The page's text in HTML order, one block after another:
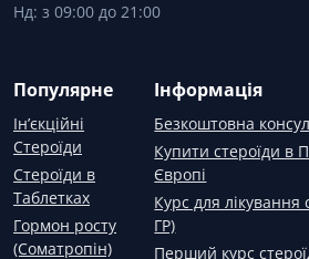
Нд: з 09:00 до 21:00
Популярне
Ін’єкційні
Стероїди
Стероїди в
Таблетках
Гормон росту
(Соматропін)
Інформація
Безкоштовна
Купити стероїди в
Європі
Курс для лікування
ГР)
Перший курс